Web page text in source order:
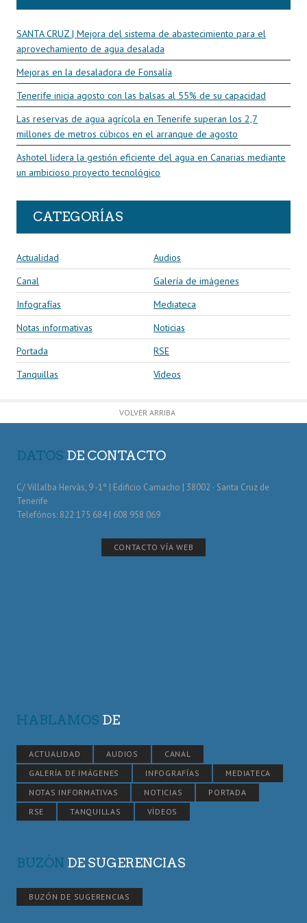
SANTA CRUZ | Mejora del sistema de abastecimiento para el
aprovechamiento de agua desalada
Mejoras en la desaladora de Fonsalía
Tenerife inicia agosto con las balsas al 55% de su capacidad
Las reservas de agua agrícola en Tenerife superan los 2,7
millones de metros cúbicos en el arranque de agosto
Ashotel lidera la gestión eficiente del agua en Canarias mediante
un ambicioso proyecto tecnológico
CATEGORÍAS
Actualidad
Audios
Canal
Galería de imágenes
Infografías
Mediateca
Notas informativas
Noticias
Portada
RSE
Tanquillas
Vídeos
VOLVER ARRIBA
DATOS DE CONTACTO
C/ Villalba Hervás, 9 -1º | Edificio Camacho | 38002 · Santa Cruz de
Tenerife
Telefónos: 822 175 684 | 608 958 069
CONTACTO VÍA WEB
HABLAMOS DE
ACTUALIDAD AUDIOS
CANAL
GALERÍA DE IMÁGENES
INFOGRAFÍAS
MEDIATECA
NOTAS INFORMATIVAS
NOTICIAS
PORTADA
RSE
TANQUILLAS VÍDEOS
BUZÓN DE SUGERENCIAS
BUZÓN DE SUGERENCIAS